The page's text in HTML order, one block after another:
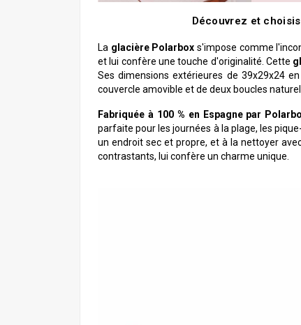
Découvrez et
La glacière Polarbox s'impose comme
et lui confère une touche d'originalité. Cette
Ses dimensions extérieures de 39x29x24
couvercle amovible et de deux boucles
Fabriquée à 100 % en Espagne par
parfaite pour les journées à la plage, les
un endroit sec et propre, et à la nettoyer
contrastants, lui confère un charme unique.